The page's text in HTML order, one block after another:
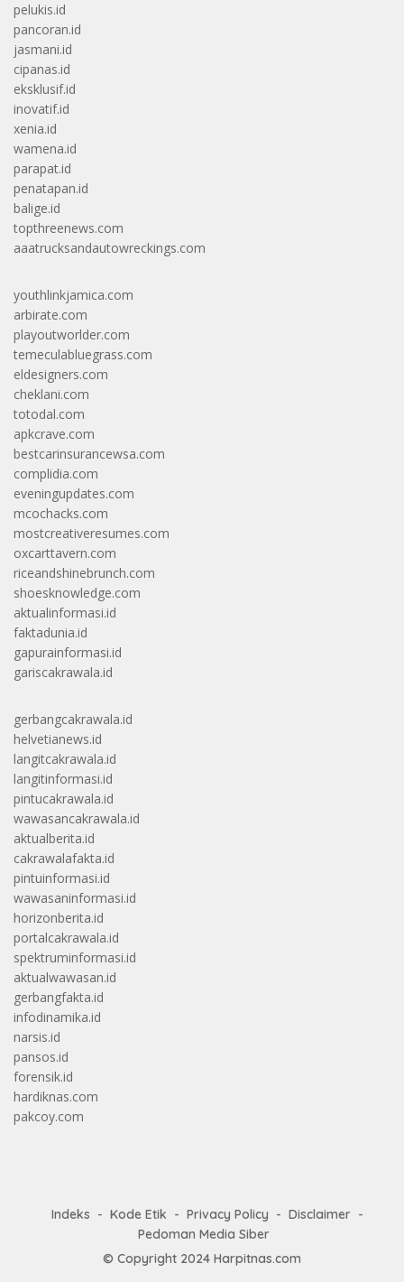
pelukis.id
pancoran.id
jasmani.id
cipanas.id
eksklusif.id
inovatif.id
xenia.id
wamena.id
parapat.id
penatapan.id
balige.id
topthreenews.com
aaatrucksandautowreckings.com
youthlinkjamica.com
arbirate.com
playoutworlder.com
temeculabluegrass.com
eldesigners.com
cheklani.com
totodal.com
apkcrave.com
bestcarinsurancewsa.com
complidia.com
eveningupdates.com
mcochacks.com
mostcreativeresumes.com
oxcarttavern.com
riceandshinebrunch.com
shoesknowledge.com
aktualinformasi.id
faktadunia.id
gapurainformasi.id
gariscakrawala.id
gerbangcakrawala.id
helvetianews.id
langitcakrawala.id
langitinformasi.id
pintucakrawala.id
wawasancakrawala.id
aktualberita.id
cakrawalafakta.id
pintuinformasi.id
wawasaninformasi.id
horizonberita.id
portalcakrawala.id
spektruminformasi.id
aktualwawasan.id
gerbangfakta.id
infodinamika.id
narsis.id
pansos.id
forensik.id
hardiknas.com
pakcoy.com
Indeks Kode Etik Privacy Policy
Disclaimer
Pedoman Media Siber
© Copyright 2024 Harpitnas.com